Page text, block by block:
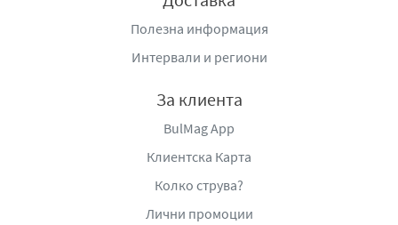
Полезна информация
Интервали и региони
За клиента
BulMag App
Клиентска Карта
Колко струва?
Лични промоции